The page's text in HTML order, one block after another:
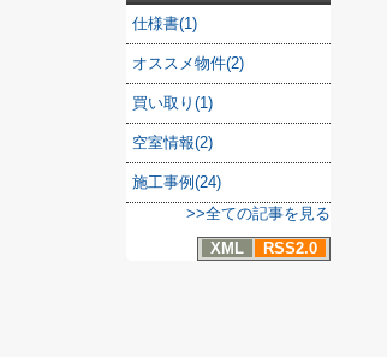
仕様書(1)
オススメ物件(2)
買い取り(1)
空室情報(2)
施工事例(24)
>>全ての記事を見る
XML
RSS2.0